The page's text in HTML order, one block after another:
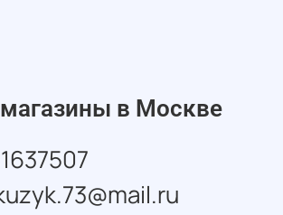
в Москве